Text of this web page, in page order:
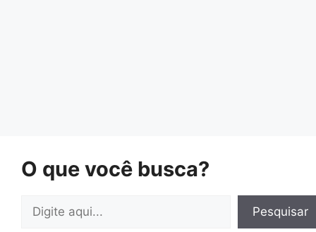
O que você busca?
Pesquisar Pesquisar